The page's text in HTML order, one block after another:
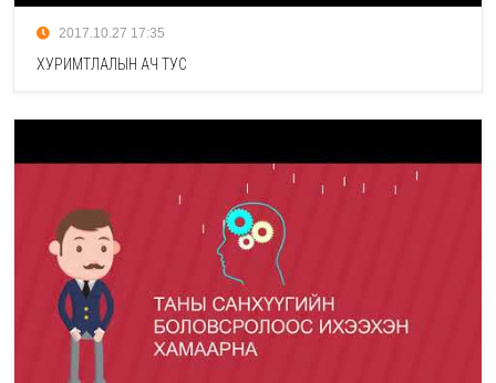
2017.10.27 17:35
ХУРИМТЛАЛЫН АЧ ТУС